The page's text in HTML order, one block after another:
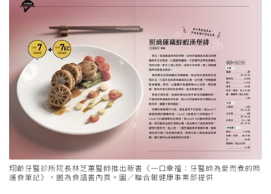
翔齡牙醫診所院長林芝蕙醫師推出新書《一口幸福：牙醫師為愛而煮的照
護食筆記》，圖為食譜書內頁。圗／聯合報健康事業部提供